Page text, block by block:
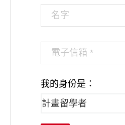
我的身份是：